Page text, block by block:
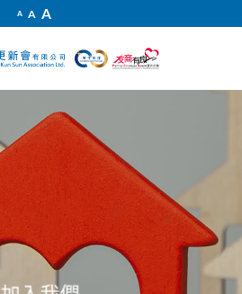
ADecrease
size.
AReset
size.
AIncrease
font
size.